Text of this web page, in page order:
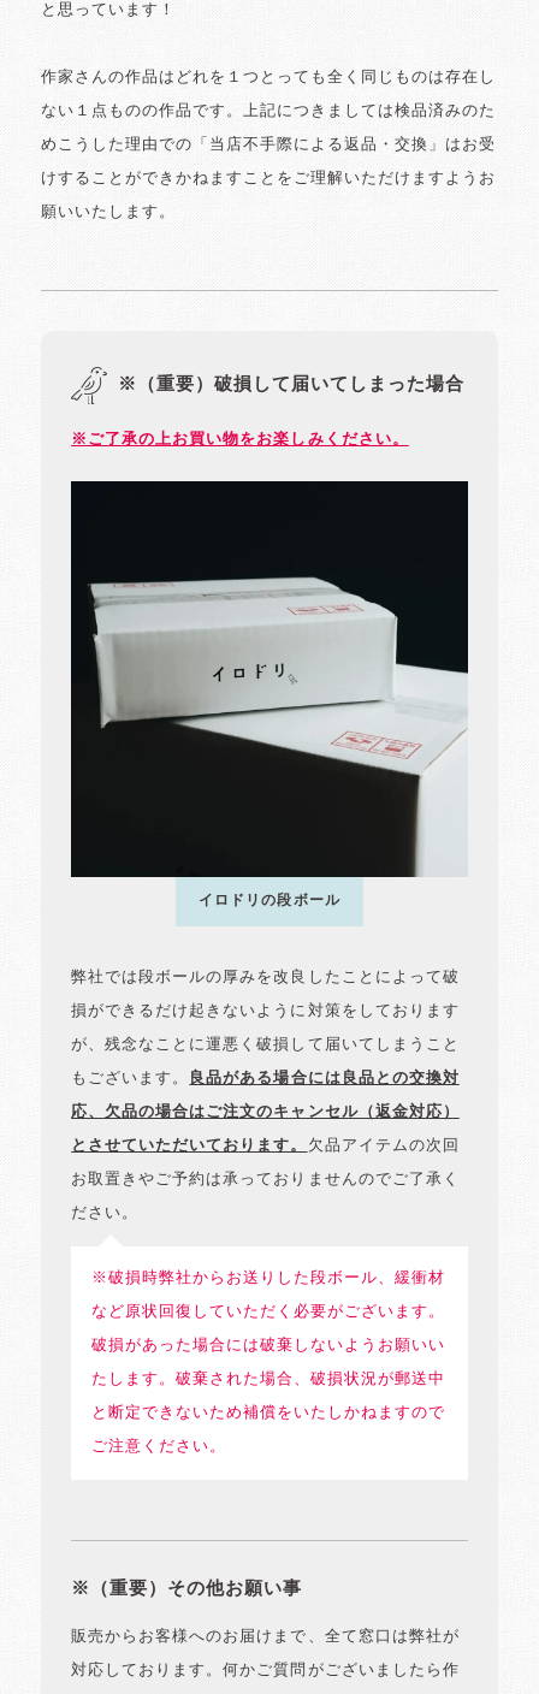
と思っています！
作家さんの作品はどれを１つとっても全く同じものは存在し
ない１点ものの作品です。上記につきましては検品済みのた
めこうした理由での「当店不手際による返品・交換」はお受
けすることができかねますことをご理解いただけますようお
願いいたします。
※（重要）破損して届いてしまった場合
※ご了承の上お買い物をお楽しみください。
イロドリの段ボール
弊社では段ボールの厚みを改良したことによって破
損ができるだけ起きないように対策をしております
が、残念なことに運悪く破損して届いてしまうこと
もございます。 良品がある場合には良品との交換対
応、欠品の場合はご注文のキャンセル（返金対応）
とさせていただいております。 欠品アイテムの次回
お取置きやご予約は承っておりませんのでご了承く
ださい。
※破損時弊社からお送りした段ボール、緩衝材
など原状回復していただく必要がございます。
破損があった場合には破棄しないようお願いい
たします。破棄された場合、破損状況が郵送中
と断定できないため補償をいたしかねますので
ご注意ください。
※（重要）その他お願い事
販売からお客様へのお届けまで、全て窓口は弊社が
対応しております。何かご質問がございましたら作